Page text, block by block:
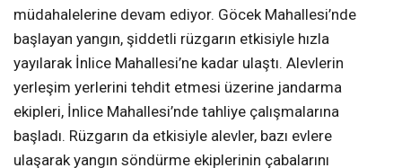
müdahalelerine devam ediyor. Göcek Mahallesi’nde
başlayan yangın, şiddetli rüzgarın etkisiyle hızla
yayılarak İnlice Mahallesi’ne kadar ulaştı. Alevlerin
yerleşim yerlerini tehdit etmesi üzerine jandarma
ekipleri, İnlice Mahallesi’nde tahliye çalışmalarına
başladı. Rüzgarın da etkisiyle alevler, bazı evlere
ulaşarak yangın söndürme ekiplerinin çabalarını